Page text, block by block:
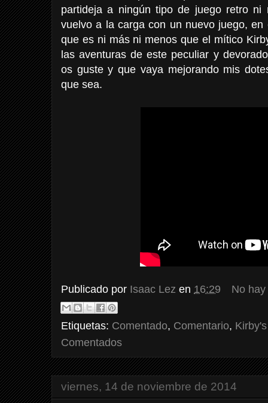
partideja a ningún tipo de juego retro ni
vuelvo a la carga con un nuevo juego,
que es ni más ni menos que el mítico
las aventuras de este peculiar y
os guste y que vaya mejorando mis
que sea.
Publicado por Isaac Lez en 16:29 No
Etiquetas: Comentado, Comentario,
Comentados
viernes, 14 de noviembre de 2014